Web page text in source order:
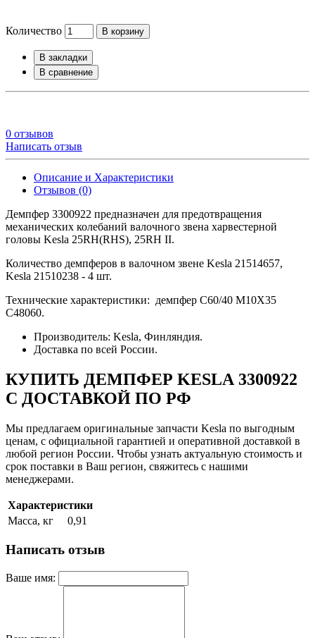
Количество В корзину
В закладки
В сравнение
0 отзывов
Написать отзыв
Описание и Характеристики
Отзывов (0)
Демпфер 3300922 предназначен для предотвращения
механических колебаний валочного звена харвестерной
головы Kesla 25RH(RHS), 25RH II.
Количество демпферов в валочном звене Kesla 21514657,
Kesla 21510238 - 4 шт.
Технические характеристики: демпфер C60/40 M10X35
C48060.
Производитель: Kesla, Финляндия.
Доставка по всей России.
КУПИТЬ ДЕМПФЕР KESLA 3300922
С ДОСТАВКОЙ ПО РФ
Мы предлагаем оригинальные запчасти Kesla по выгодным
ценам, с официальной гарантией и оперативной доставкой в
любой регион России. Чтобы узнать актуальную стоимость и
срок поставки в Ваш регион, свяжитесь с нашими
менеджерами.
Характеристики
Масса, кг
0,91
Написать отзыв
Ваше имя: